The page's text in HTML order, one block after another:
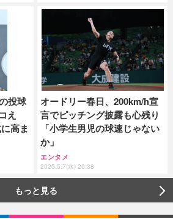
投球
え
高ま
オードリー春日、200km/h宣
言でピッチング披露も心残り
「小学生男児の球速じゃない
か」
エンタメ
2025.5.7(水) 20:38
もっと見る